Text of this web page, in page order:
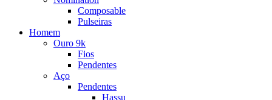
Composable
Pulseiras
Homem
Ouro 9k
Fios
Pendentes
Aço
Pendentes
Hassu